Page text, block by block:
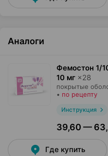
Аналоги
Фемостон 1/
10 мг ×28
покрытые
• по рецепту
Инструкция
39,60 —
Где купить